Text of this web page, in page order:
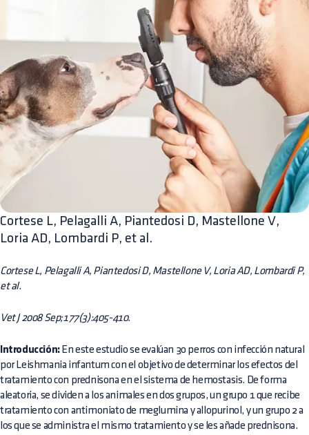
Cortese L, Pelagalli A, Piantedosi D, Mastellone V,
Loria AD, Lombardi P, et al.
Cortese L, Pelagalli A, Piantedosi D, Mastellone V, Loria AD, Lombardi P,
et al.
Vet J 2008 Sep;177(3):405-410.
Introducción:En este estudio se evalúan 30 perros con infección natural
por Leishmania infantum con el objetivo de determinar los efectos del
tratamiento con prednisona en el sistema de hemostasis. De forma
aleatoria, se dividen a los animales en dos grupos, un grupo 1 que recibe
tratamiento con antimoniato de meglumina y allopurinol, y un grupo 2 a
los que se administra el mismo tratamiento y se les añade prednisona.